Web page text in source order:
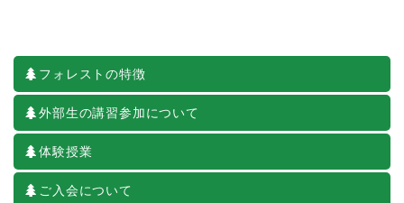
親子で楽しむ運動・集団ゲーム・
リトミック
年少クラス（2022年4月～2023年3月生） 年中クラス
フォレストの特徴
外部生の講習参加について
体験授業
ご入会について